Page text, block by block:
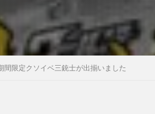
間限定クソイベ三銃士が出揃いました